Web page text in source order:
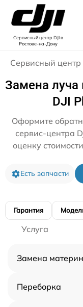
Сервисный центр DJIв
Ростове-на-Дону
Сервисный центр
Замена луча
DJI
Оформите
сервис-центра
оценку
Есть запчасти
Гарантия
Услуга
Замена
Переборка